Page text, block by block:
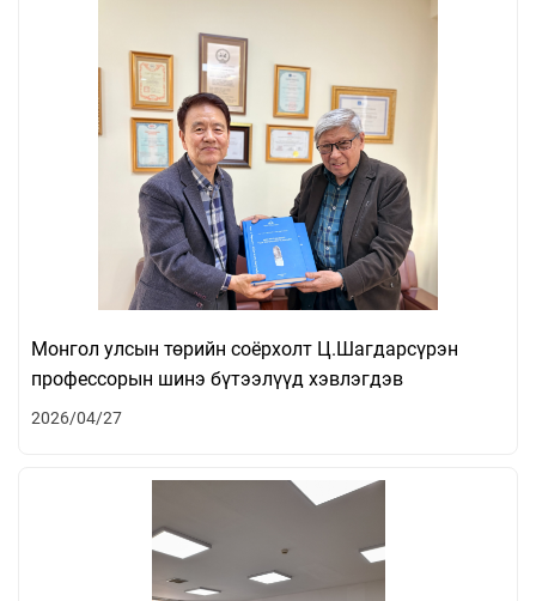
Монгол улсын төрийн соёрхолт Ц.Шагдарсүрэн
профессорын шинэ бүтээлүүд хэвлэгдэв
2026/04/27